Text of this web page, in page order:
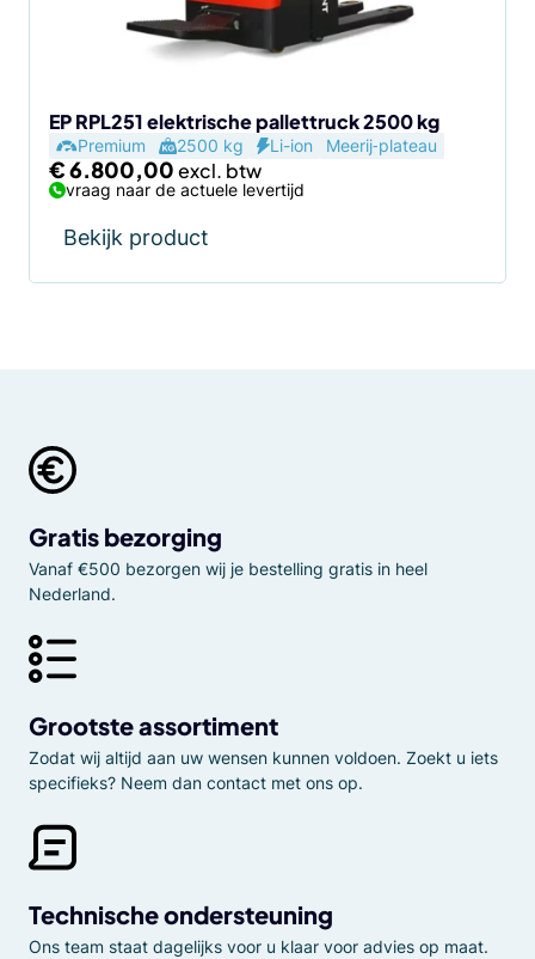
EP RPL251 elektrische pallettruck 2500 kg
Premium 2500 kg Li-ion Meerij‑plateau
€6.800,00
vraag naar de actuele levertijd
Bekijk product
Gratis bezorging
Vanaf €500 bezorgen wij je bestelling gratis in heel
Nederland.
Grootste assortiment
Zodat wij altijd aan uw wensen kunnen voldoen. Zoekt u iets
specifieks? Neem dan contact met ons op.
Technische ondersteuning
Ons team staat dagelijks voor u klaar voor advies op maat.